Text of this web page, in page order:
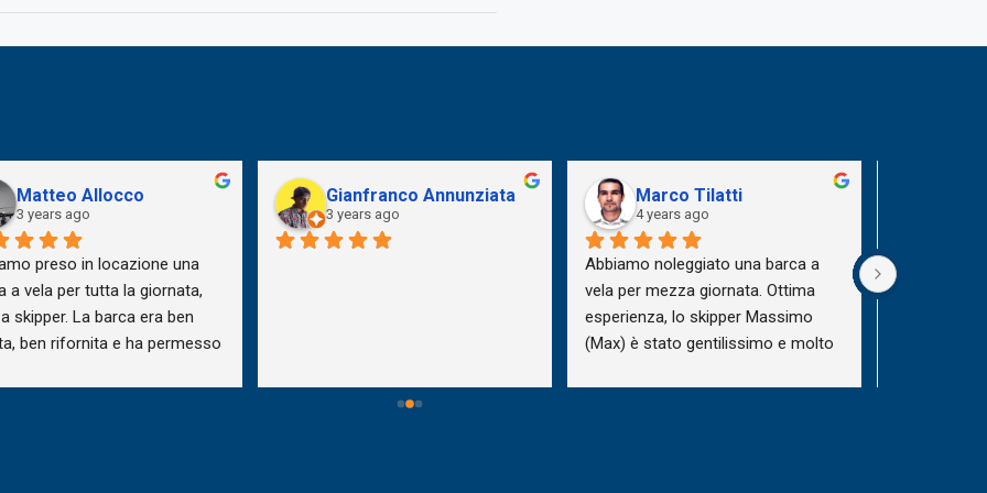
Matteo Allocco
3 years ago
preso in locazione una
a vela per tutta la giornata,
skipper. La barca era ben
ben rifornita e ha permesso
Gianfranco Annunziata
3 years ago
Marco Tilatti
4 years ago
Abbiamo noleggiato una barca a
vela per mezza giornata. Ottima
esperienza, lo skipper Massimo
(Max) è stato gentilissimo e molto
Esperienza